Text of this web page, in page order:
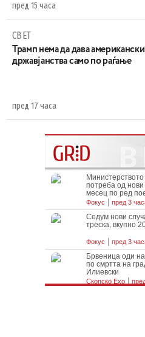
пред 15 часа
СВЕТ
Трамп нема да дава американски
државјанства само по раѓање
пред 17 часа